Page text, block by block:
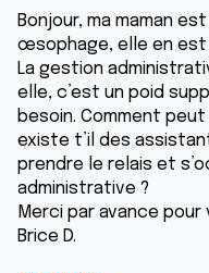
Bonjour, ma maman
œsophage, elle en
La gestion
elle, c’est un poid
besoin. Comment
existe t’il des
prendre le relais et
administrative ?
Merci par avance pour
Brice D.